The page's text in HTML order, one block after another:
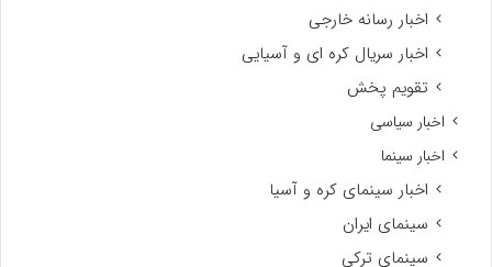
اخبار رسانه خارجی
اخبار سریال کره ای و آسیایی
تقویم پخش
اخبار سیاسی
اخبار سینما
اخبار سینمای کره و آسیا
سینمای ایران
سینمای ترکی